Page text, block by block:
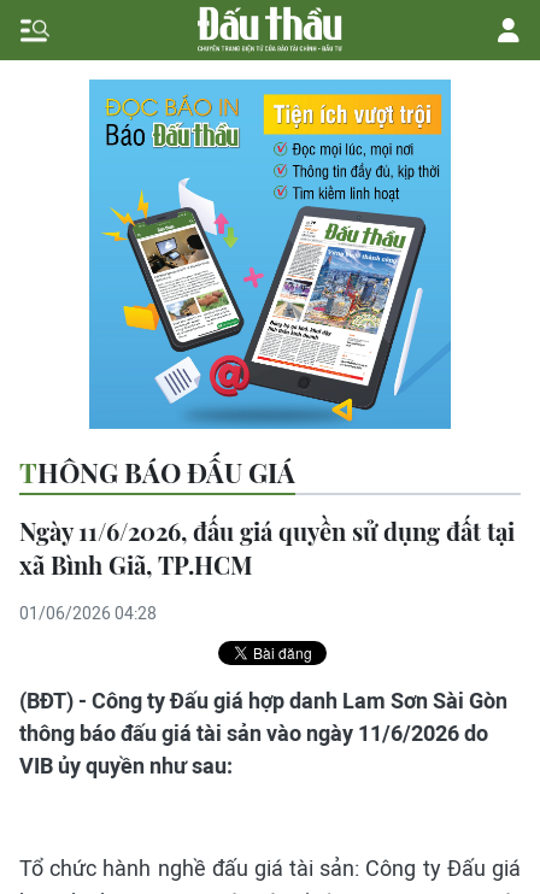
THÔNG BÁO ĐẤU GIÁ
Ngày 11/6/2026, đấu giá quyền sử dụng đất tại
xã Bình Giã, TP.HCM
01/06/2026 04:28
(BĐT) - Công ty Đấu giá hợp danh Lam Sơn Sài Gòn
thông báo đấu giá tài sản vào ngày 11/6/2026 do
VIB ủy quyền như sau:
Tổ chức hành nghề đấu giá tài sản: Công ty Đấu giá